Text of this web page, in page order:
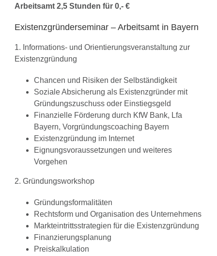
Arbeitsamt 2,5 Stunden für 0,- €
Existenzgründerseminar – Arbeitsamt in Bayern
1. Informations- und Orientierungsveranstaltung zur
Existenzgründung
Chancen und Risiken der Selbständigkeit
Soziale Absicherung als Existenzgründer mit
Gründungszuschuss oder Einstiegsgeld
Finanzielle Förderung durch KfW Bank, Lfa
Bayern, Vorgründungscoaching Bayern
Existenzgründung im Internet
Eignungsvoraussetzungen und weiteres
Vorgehen
2. Gründungsworkshop
Gründungsformalitäten
Rechtsform und Organisation des Unternehmens
Markteintrittsstrategien für die Existenzgründung
Finanzierungsplanung
Preiskalkulation